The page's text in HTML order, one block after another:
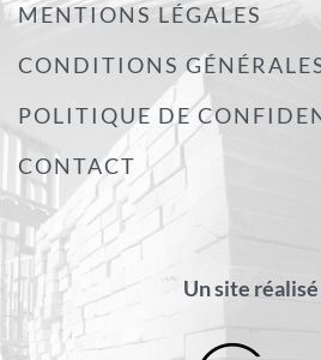
MENTIONS LÉGALES
CONDITIONS
POLITIQUE DE
CONTACT
Un site